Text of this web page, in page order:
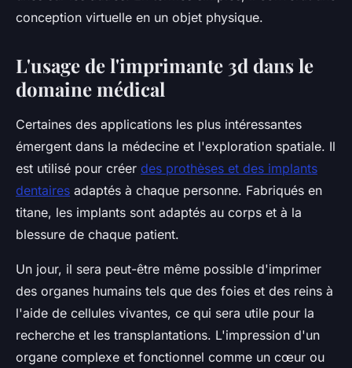
conception virtuelle en un objet physique.
L'usage de l'imprimante 3d dans le
domaine médical
Certaines des applications les plus intéressantes
émergent dans la médecine et l'exploration spatiale. Il
est utilisé pour créer des prothèses et des implants
dentaires adaptés à chaque personne. Fabriqués en
titane, les implants sont adaptés au corps et à la
blessure de chaque patient.
Un jour, il sera peut-être même possible d'imprimer
des organes humains tels que des foies et des reins à
l'aide de cellules vivantes, ce qui sera utile pour la
recherche et les transplantations. L'impression d'un
organe complexe et fonctionnel comme un cœur ou